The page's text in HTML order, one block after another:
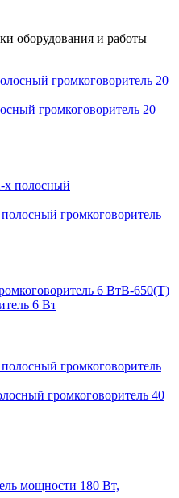
оборудования и работы
громкоговоритель 20
громкоговоритель
B-650(T)
6 Вт
громкоговоритель 40